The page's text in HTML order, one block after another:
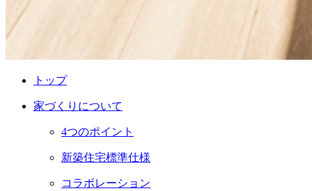
トップ
家づくりについて
4つのポイント
新築住宅標準仕様
コラボレーション